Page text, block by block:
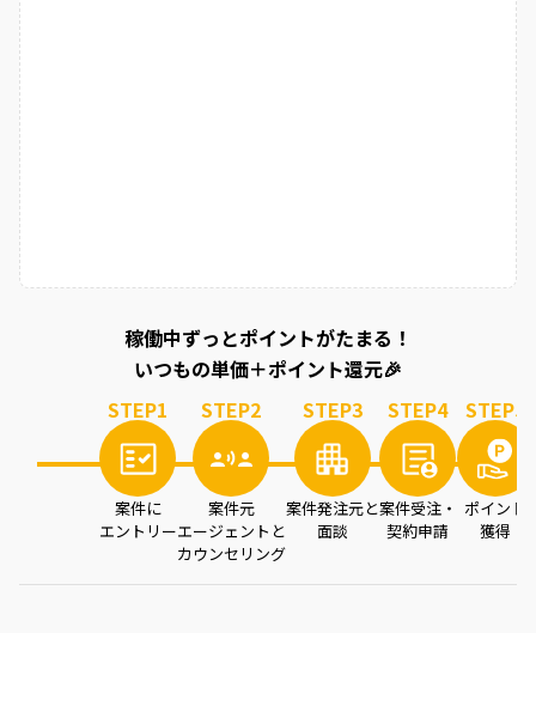
稼働中ずっとポイントがたまる！
いつもの単価＋ポイント還元🎉
STEP1
案件に
エントリー
STEP2
案件元
エージェントと
カウンセリング
STEP3
案件発注元と
面談
STEP4
案件受注・
契約申請
STEP5
ポイント
獲得